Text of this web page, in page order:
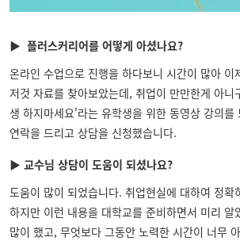
▶ 플러스커리어를 어떻게 아셨나요?
온라인 수업으로 진행을 하다보니 시간이 많아
저것 자료를 찾아보았는데, 취업이 만만한게 아
생 하지마세요'라는 유학생을 위한 동영상 강의
연락을 드리고 상담을 신청했습니다.
▶ 교수님 상담이 도움이 되셨나요?
도움이 많이 되었습니다. 취업현실에 대하여 정확
하지만 이런 내용을 대학교를 준비하면서 미리
많이 했고, 무엇보다 그동안 노력한 시간이 너무